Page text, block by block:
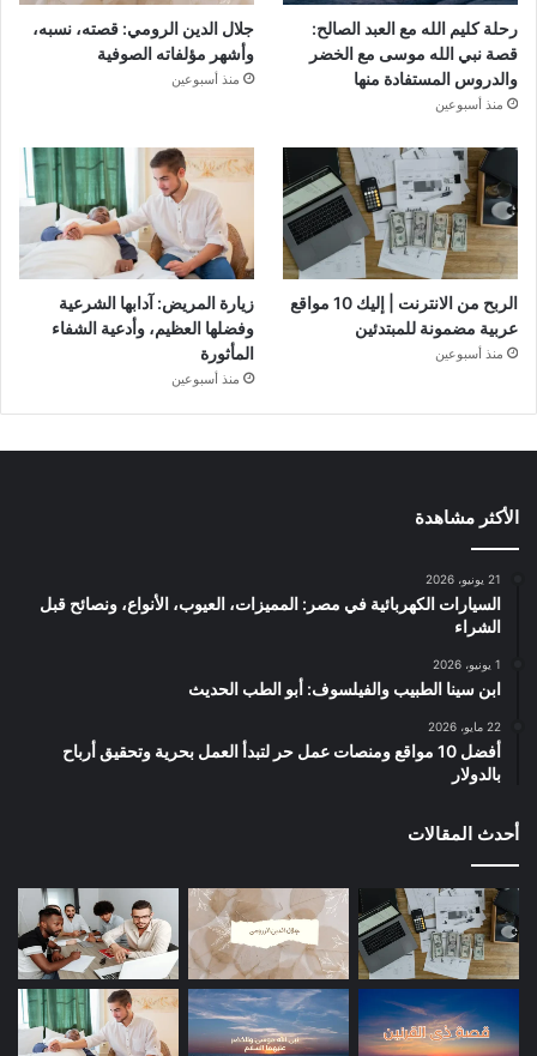
رحلة كليم الله مع العبد الصالح:
قصة نبي الله موسى مع الخضر
والدروس المستفادة منها
منذ أسبوعين
جلال الدين الرومي: قصته، نسبه،
وأشهر مؤلفاته الصوفية
منذ أسبوعين
الربح من الانترنت | إليك 10 مواقع
عربية مضمونة للمبتدئين
منذ أسبوعين
زيارة المريض: آدابها الشرعية
وفضلها العظيم، وأدعية الشفاء
المأثورة
منذ أسبوعين
الأكثر مشاهدة
21 يونيو، 2026
السيارات الكهربائية في مصر: المميزات، العيوب، الأنواع، ونصائح قبل
الشراء
1 يونيو، 2026
ابن سينا الطبيب والفيلسوف: أبو الطب الحديث
22 مايو، 2026
أفضل 10 مواقع ومنصات عمل حر لتبدأ العمل بحرية وتحقيق أرباح
بالدولار
أحدث المقالات